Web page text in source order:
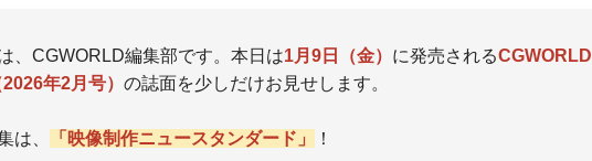
、CGWORLD編集部です。本日は1月9日（金） に発売されるCGWORLD
年2月号） の誌面を少しだけお見せします。
は、 「映像制作ニュースタンダード」 ！